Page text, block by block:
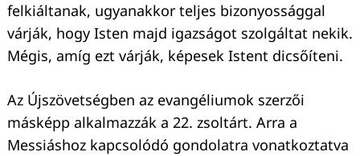
felkiáltanak, ugyanakkor teljes bizonyossággal
várják, hogy Isten majd igazságot szolgáltat nekik.
Mégis, amíg ezt várják, képesek Istent dicsőíteni.
Az Újszövetségben az evangéliumok szerzői
másképp alkalmazzák a 22. zsoltárt. Arra a
Messiáshoz kapcsolódó gondolatra vonatkoztatva